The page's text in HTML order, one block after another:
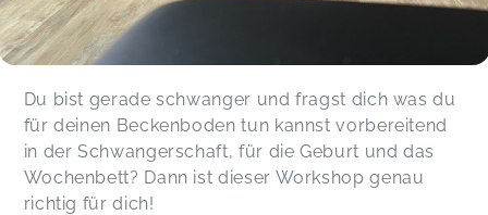
Du bist gerade schwanger und fragst dich was du
für deinen Beckenboden tun kannst vorbereitend
in der Schwangerschaft, für die Geburt und das
Wochenbett? Dann ist dieser Workshop genau
richtig für dich!